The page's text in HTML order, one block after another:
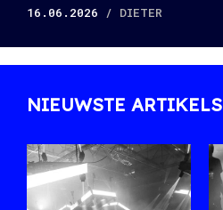
16.06.2026
/ DIETER
NIEUWSTE ARTIKELS